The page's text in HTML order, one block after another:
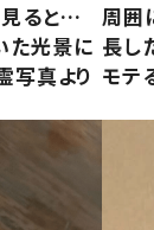
見ると…
た光景に
写真より
周囲
長し
モテ